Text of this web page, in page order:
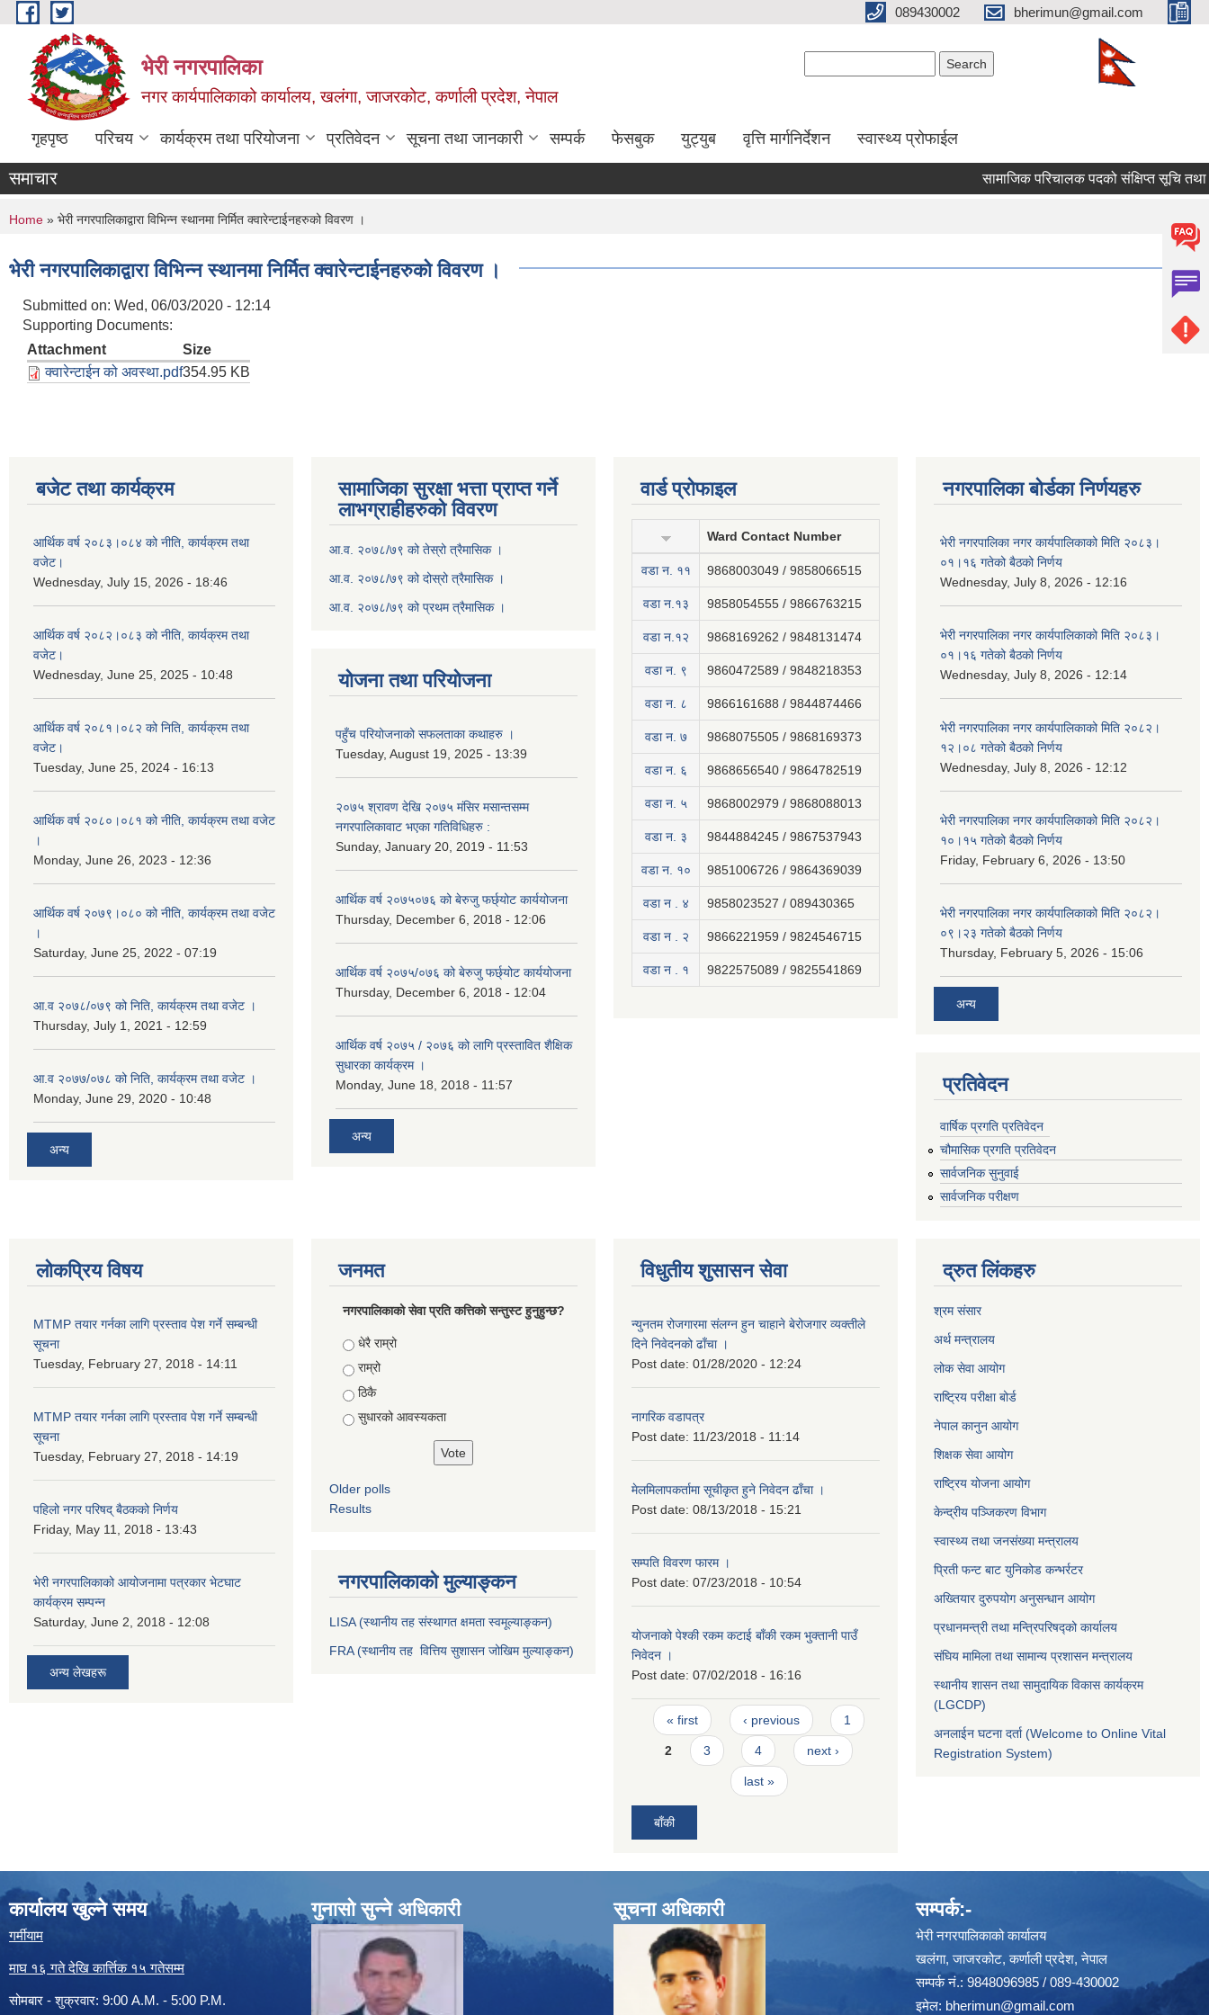
Skip to main content 089430002 bherimun@gmail.com
भेरी नगरपालिका
नगर कार्यपालिकाको कार्यालय, खलंगा, जाजरकोट, कर्णाली प्रदेश, नेपाल
गृहपृष्ठ परिचय कार्यक्रम तथा परियोजना प्रतिवेदन सूचना तथा जानकारी सम्पर्क फेसबुक युट्युब वृत्ति मार्गनिर्देशन स्वास्थ्य प्रोफाईल
समाचार सामाजिक परिचालक पदको संक्षिप्त सूचि तथा
You are here
Home » भेरी नगरपालिकाद्वारा विभिन्न स्थानमा निर्मित क्वारेन्टाईनहरुको विवरण ।
भेरी नगरपालिकाद्वारा विभिन्न स्थानमा निर्मित क्वारेन्टाईनहरुको विवरण ।
Submitted on: Wed, 06/03/2020 - 12:14
Supporting Documents:
Attachment
Size
क्वारेन्टाईन को अवस्था.pdf354.95 KB
बजेट तथा कार्यक्रम
आर्थिक वर्ष २०८३।०८४ को नीति, कार्यक्रम तथा
वजेट।
Wednesday, July 15, 2026 - 18:46
आर्थिक वर्ष २०८२।०८३ को नीति, कार्यक्रम तथा
वजेट।
Wednesday, June 25, 2025 - 10:48
आर्थिक वर्ष २०८१।०८२ को निति, कार्यक्रम तथा
वजेट।
Tuesday, June 25, 2024 - 16:13
आर्थिक वर्ष २०८०।०८१ को नीति, कार्यक्रम तथा वजेट
।
Monday, June 26, 2023 - 12:36
आर्थिक वर्ष २०७९।०८० को नीति, कार्यक्रम तथा वजेट
।
Saturday, June 25, 2022 - 07:19
आ.व २०७८/०७९ को निति, कार्यक्रम तथा वजेट ।
Thursday, July 1, 2021 - 12:59
आ.व २०७७/०७८ को निति, कार्यक्रम तथा वजेट ।
Monday, June 29, 2020 - 10:48
अन्य
सामाजिका सुरक्षा भत्ता प्राप्त गर्ने
लाभग्राहीहरुको विवरण
आ.व. २०७८/७९ को तेस्रो त्रैमासिक ।
आ.व. २०७८/७९ को दोस्रो त्रैमासिक ।
आ.व. २०७८/७९ को प्रथम त्रैमासिक ।
योजना तथा परियोजना
पहुँच परियोजनाको सफलताका कथाहरु ।
Tuesday, August 19, 2025 - 13:39
२०७५ श्रावण देखि २०७५ मंसिर मसान्तसम्म
नगरपालिकावाट भएका गतिविधिहरु :
Sunday, January 20, 2019 - 11:53
आर्थिक वर्ष २०७५०७६ को बेरुजु फर्छ्योट कार्ययोजना
Thursday, December 6, 2018 - 12:06
आर्थिक वर्ष २०७५/०७६ को बेरुजु फर्छ्योट कार्ययोजना
Thursday, December 6, 2018 - 12:04
आर्थिक वर्ष २०७५ / २०७६ को लागि प्रस्तावित शैक्षिक
सुधारका कार्यक्रम ।
Monday, June 18, 2018 - 11:57
अन्य
वार्ड प्रोफाइल
Ward Contact Number
वडा न‍. ११ 9868003049 / 9858066515
वडा न.१३ 9858054555 / 9866763215
वडा न.१२ 9868169262 / 9848131474
वडा न. ९ 9860472589 / 9848218353
वडा न. ८ 9866161688 / 9844874466
वडा न. ७ 9868075505 / 9868169373
वडा न. ६ 9868656540 / 9864782519
वडा न. ५ 9868002979 / 9868088013
वडा न. ३ 9844884245 / 9867537943
वडा न. १० 9851006726 / 9864369039
वडा न . ४ 9858023527 / 089430365
वडा न . २ 9866221959 / 9824546715
वडा न . १ 9822575089 / 9825541869
नगरपालिका बोर्डका निर्णयहरु
भेरी नगरपालिका नगर कार्यपालिकाको मिति २०८३।
०१।१६ गतेको बैठको निर्णय
Wednesday, July 8, 2026 - 12:16
भेरी नगरपालिका नगर कार्यपालिकाको मिति २०८३।
०१।१६ गतेको बैठको निर्णय
Wednesday, July 8, 2026 - 12:14
भेरी नगरपालिका नगर कार्यपालिकाको मिति २०८२।
१२।०८ गतेको बैठको निर्णय
Wednesday, July 8, 2026 - 12:12
भेरी नगरपालिका नगर कार्यपालिकाको मिति २०८२।
१०।१५ गतेको बैठको निर्णय
Friday, February 6, 2026 - 13:50
भेरी नगरपालिका नगर कार्यपालिकाको मिति २०८२।
०९।२३ गतेको बैठको निर्णय
Thursday, February 5, 2026 - 15:06
अन्य
प्रतिवेदन
वार्षिक प्रगति प्रतिवेदन
चौमासिक प्रगति प्रतिवेदन
सार्वजनिक सुनुवाई
सार्वजनिक परीक्षण
लोकप्रिय विषय
MTMP तयार गर्नका लागि प्रस्ताव पेश गर्ने सम्बन्धी
सूचना
Tuesday, February 27, 2018 - 14:11
MTMP तयार गर्नका लागि प्रस्ताव पेश गर्ने सम्बन्धी
सूचना
Tuesday, February 27, 2018 - 14:19
पहिलो नगर परिषद् बैठकको निर्णय
Friday, May 11, 2018 - 13:43
भेरी नगरपालिकाको आयोजनामा पत्रकार भेटघाट
कार्यक्रम सम्पन्न
Saturday, June 2, 2018 - 12:08
अन्य लेखहरू
जनमत
नगरपालिकाको सेवा प्रति कत्तिको सन्तुस्ट हुनुहुन्छ?
Choices
धेरै राम्रो
राम्रो
ठिकै
सुधारको आवस्यकता
Older polls
Results
नगरपालिकाको मुल्याङ्कन
LISA (स्थानीय तह संस्थागत क्षमता स्वमूल्याङ्कन)
FRA (स्थानीय तह वित्तिय सुशासन जोखिम मुल्याङ्कन)
विधुतीय शुसासन सेवा
न्युनतम रोजगारमा संलग्न हुन चाहाने बेरोजगार व्यक्तीले
दिने निवेदनको ढाँचा ।
Post date: 01/28/2020 - 12:24
नागरिक वडापत्र
Post date: 11/23/2018 - 11:14
मेलमिलापकर्तामा सूचीकृत हुने निवेदन ढाँचा ।
Post date: 08/13/2018 - 15:21
सम्पति विवरण फारम ।
Post date: 07/23/2018 - 10:54
योजनाको पेश्की रकम कटाई बाँकी रकम भुक्तानी पाउँ
निवेदन ।
Post date: 07/02/2018 - 16:16
Pages
« first ‹ previous 1
2 3 4 next ›
last »
बाँकी
द्रुत लिंकहरु
श्रम संसार
अर्थ मन्त्रालय
लोक सेवा आयोग
राष्ट्रिय परीक्षा बोर्ड
नेपाल कानुन आयोग
शिक्षक सेवा आयोग
राष्ट्रिय योजना आयोग
केन्द्रीय पञ्जिकरण विभाग
स्वास्थ्य तथा जनसंख्या मन्त्रालय
प्रिती फन्ट बाट युनिकोड कन्भर्रटर
अख्तियार दुरुपयोग अनुसन्धान आयोग
प्रधानमन्त्री तथा मन्त्रिपरिषद्को कार्यालय
संघिय मामिला तथा सामान्य प्रशासन मन्त्रालय
स्थानीय शासन तथा सामुदायिक विकास कार्यक्रम
(LGCDP)
अनलाईन घटना दर्ता (Welcome to Online Vital
Registration System)
कार्यालय खुल्ने समय
गर्मीयाम
माघ १६ गते देखि कार्त्तिक १५ गतेसम्म
सोमबार - शुक्रवार: 9:00 A.M. - 5:00 P.M.
गुनासो सुन्ने अधिकारी सूचना अधिकारी सम्पर्क:-
भेरी नगरपालिकाको कार्यालय
खलंगा, जाजरकोट, कर्णाली प्रदेश, नेपाल
सम्पर्क नं.: 9848096985 / 089-430002
इमेल: bherimun@gmail.com